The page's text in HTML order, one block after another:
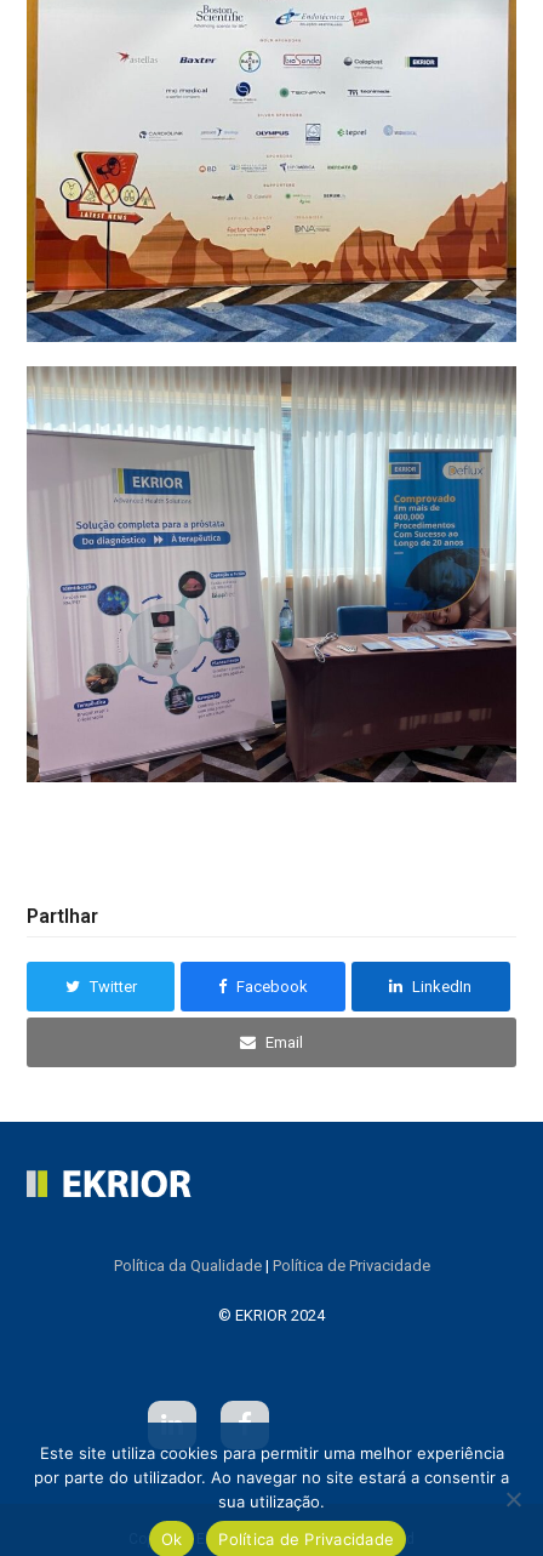
Partlhar
Twitter Facebook LinkedIn
Email
Política da Qualidade| Política de Privacidade
© EKRIOR 2024
i
n
e
a
c
e
b
Copyright Ekrior2026 - All Rights Reserved
Este site utiliza cookies para permitir uma melhor experiência
por parte do utilizador. Ao navegar no site estará a consentir a
sua utilização.
Ok
Política de Privacidade